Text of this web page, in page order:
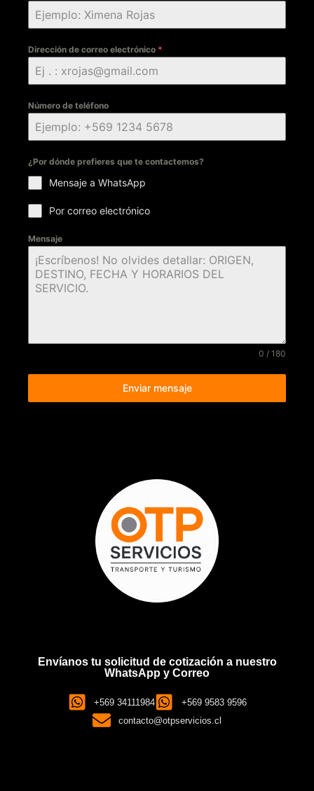
Dirección de correo electrónico *
Número de teléfono
¿Por dónde prefieres que te contactemos?
Mensaje a WhatsApp
Por correo electrónico
Mensaje
0 / 180
Enviar mensaje
Envíanos tu solicitud de cotización a nuestro
WhatsApp y Correo
+569 34111984
+569 9583 9596
contacto@otpservicios.cl